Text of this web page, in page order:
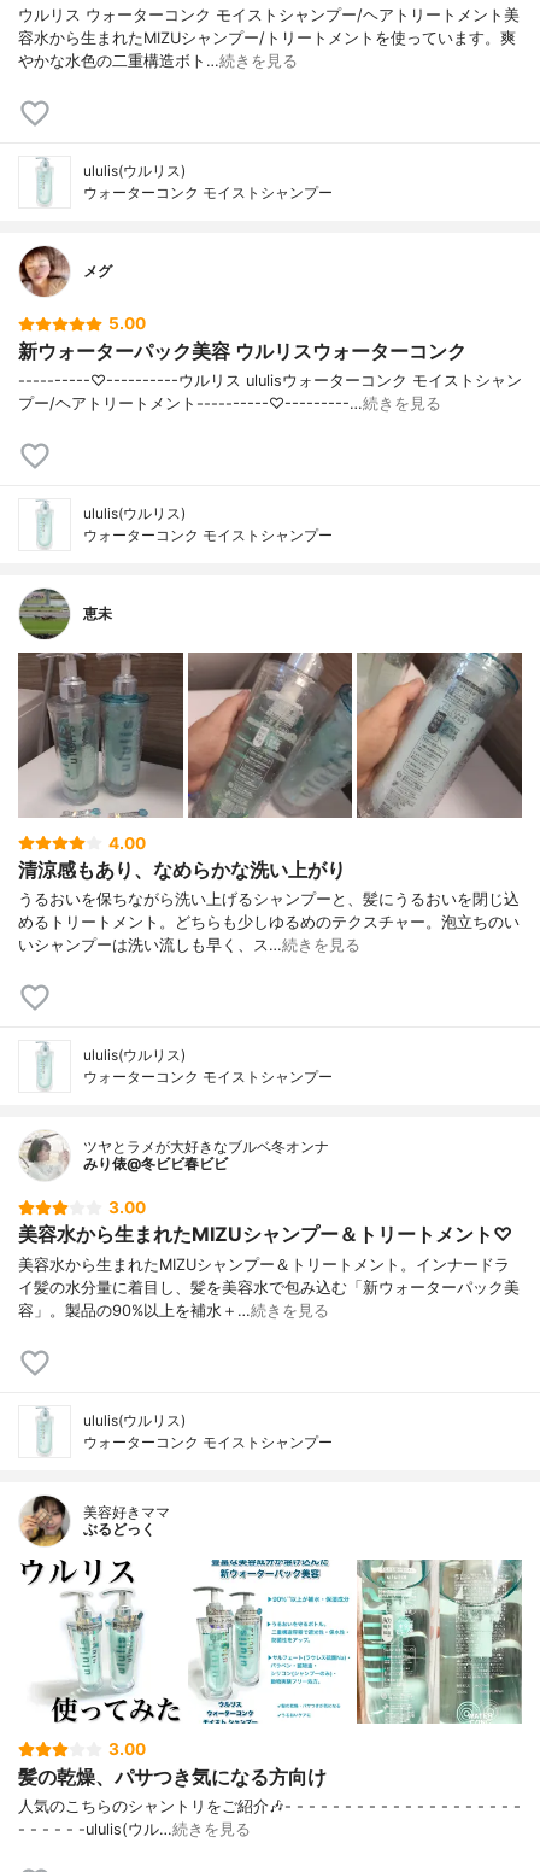
ウルリス ウォーターコンク モイストシャンプー/ヘアトリートメント美
容水から生まれたMIZUシャンプー/トリートメントを使っています。爽
やかな水色の二重構造ボト…続きを見る
ululis(ウルリス)
ウォーターコンク モイストシャンプー
メグ
5.00
新ウォーターパック美容 ウルリスウォーターコンク
----------♡----------ウルリス ululisウォーターコンク モイストシャン
プー/ヘアトリートメント----------♡---------…続きを見る
ululis(ウルリス)
ウォーターコンク モイストシャンプー
恵未
4.00
清涼感もあり、なめらかな洗い上がり
うるおいを保ちながら洗い上げるシャンプーと、髪にうるおいを閉じ込
めるトリートメント。どちらも少しゆるめのテクスチャー。泡立ちのい
いシャンプーは洗い流しも早く、ス…続きを見る
ululis(ウルリス)
ウォーターコンク モイストシャンプー
ツヤとラメが大好きなブルベ冬オンナ
みり俵@冬ビビ春ビビ
3.00
美容水から生まれたMIZUシャンプー＆トリートメント♡
美容水から生まれたMIZUシャンプー＆トリートメント。インナードラ
イ髪の水分量に着目し、髪を美容水で包み込む「新ウォーターパック美
容」。製品の90%以上を補水＋…続きを見る
ululis(ウルリス)
ウォーターコンク モイストシャンプー
美容好きママ
ぶるどっく
3.00
髪の乾燥、パサつき気になる方向け
人気のこちらのシャントリをご紹介🎶⁣⁣- - - - - - - - - - - - - - - - - - - -
- - - - - -⁣ululis(ウル…続きを見る